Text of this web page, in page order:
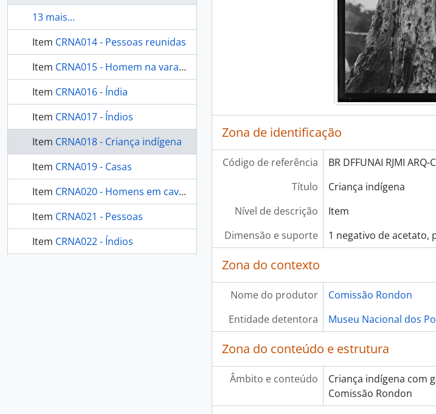
13 mais...
Item CRNA014 - Pessoas reunidas
Item CRNA015 - Homem na varanda
Item CRNA016 - Índia
Item CRNA017 - Índios
Item CRNA018 - Criança indígena
Item CRNA019 - Casas
Item CRNA020 - Homens em cavalos
Item CRNA021 - Pessoas
Item CRNA022 - Índios
Zona de identificação
Código de referência
BR DFFUNAI RJMI ARQ-
Título
Criança indígena
Nível de descrição
Item
Dimensão e suporte
1 negativo de acetato,
Zona do contexto
Nome do produtor
Comissão Rondon
Entidade detentora
Museu Nacional dos
Zona do conteúdo e estrutura
Âmbito e conteúdo
Criança indígena com
Comissão Rondon